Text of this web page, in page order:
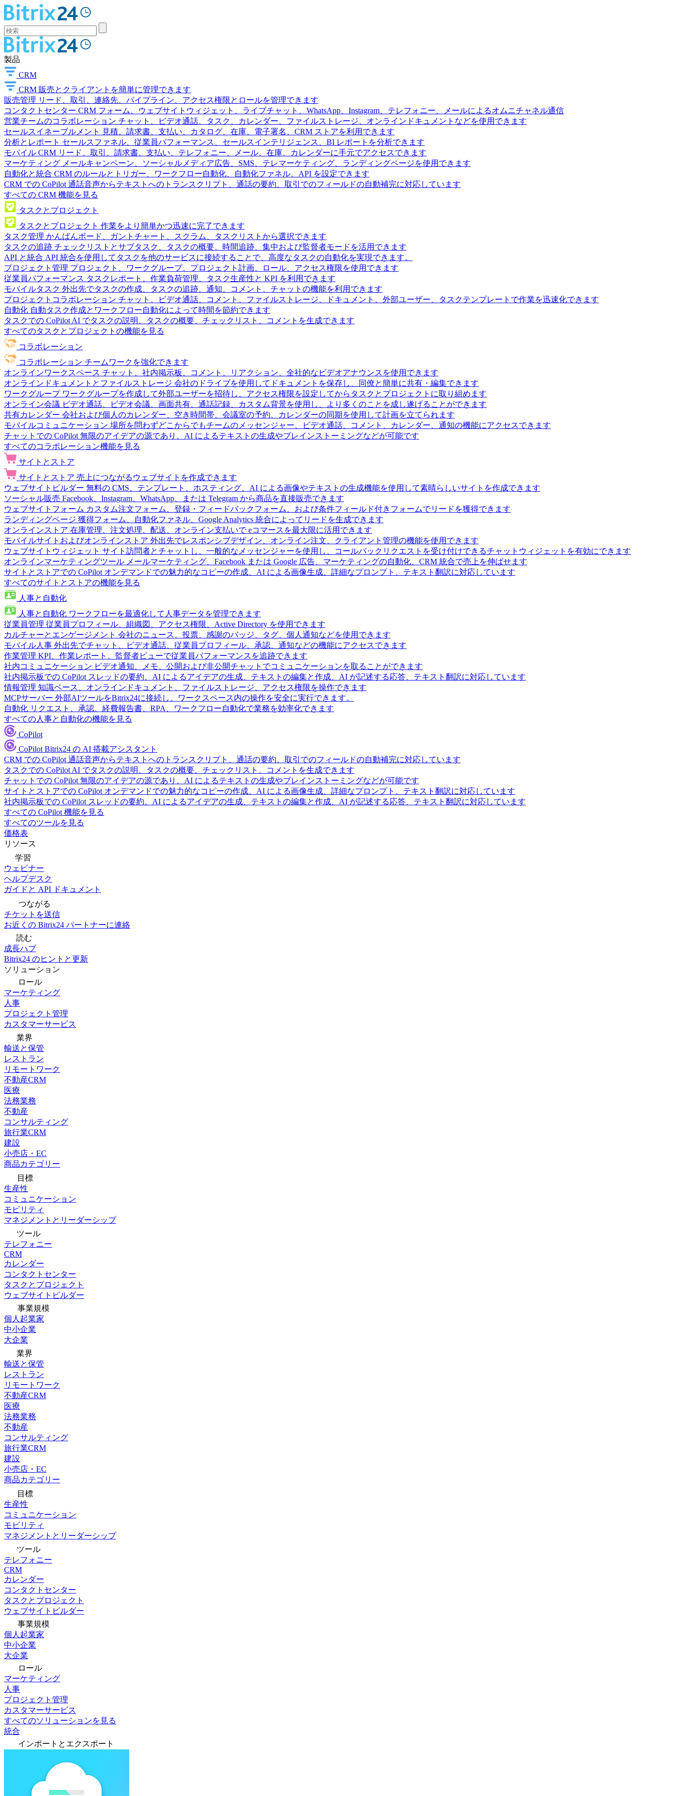
製品
CRM
CRM 販売とクライアントを簡単に管理できます
販売管理 リード、取引、連絡先、パイプライン、アクセス権限とロールを管理できます
コンタクトセンター CRM フォーム、ウェブサイトウィジェット、ライブチャット、WhatsApp、Instagram、テレフォニー、メールによるオムニチャネル通信
営業チームのコラボレーション チャット、ビデオ通話、タスク、カレンダー、ファイルストレージ、オンラインドキュメントなどを使用できます
セールスイネーブルメント
見積、請求書、支払い、カタログ、在庫、電子署名、CRM ストアを利用できます
分析とレポート セールスファネル、従業員パフォーマンス、セールスインテリジェンス、BI レポートを分析できます
モバイル CRM リード、取引、請求書、支払い、テレフォニー、メール、在庫、カレンダーに手元でアクセスできます
マーケティング メールキャンペーン、ソーシャルメディア広告、SMS、テレマーケティング、ランディングページを使用できます
自動化と統合 CRM のルールとトリガー、ワークフロー自動化、自動化ファネル、API を設定できます
CRM での CoPilot 通話音声からテキストへのトランスクリプト、通話の要約、取引でのフィールドの自動補完に対応しています
すべての CRM 機能を見る
タスクとプロジェクト
タスクとプロジェクト 作業をより簡単かつ迅速に完了できます
タスク管理 かんばんボード、ガントチャート、スクラム、タスクリストから選択できます
タスクの追跡 チェックリストとサブタスク、タスクの概要、時間追跡、集中および監督者モードを活用できます
API と統合 API 統合を使用してタスクを他のサービスに接続することで、高度なタスクの自動化を実現できます。
プロジェクト管理 プロジェクト、ワークグループ、プロジェクト計画、ロール、アクセス権限を使用できます
従業員パフォーマンス タスクレポート、作業負荷管理、タスク生産性と KPI を利用できます
モバイルタスク 外出先でタスクの作成、タスクの追跡、通知、コメント、チャットの機能を利用できます
プロジェクトコラボレーション チャット、ビデオ通話、コメント、ファイルストレージ、ドキュメント、外部ユーザー、タスクテンプレートで作業を迅速化できます
自動化 自動タスク作成とワークフロー自動化によって時間を節約できます
タスクでの CoPilot AI でタスクの説明、タスクの概要、チェックリスト、コメントを生成できます
すべてのタスクとプロジェクトの機能を見る
コラボレーション
コラボレーション チームワークを強化できます
オンラインワークスペース チャット、社内掲示板、コメント、リアクション、全社的なビデオアナウンスを使用できます
オンラインドキュメントとファイルストレージ 会社のドライブを使用してドキュメントを保存し、同僚と簡単に共有・編集できます
ワークグループ ワークグループを作成して外部ユーザーを招待し、アクセス権限を設定してからタスクとプロジェクトに取り組めます
オンライン会議 ビデオ通話、ビデオ会議、画面共有、通話記録、カスタム背景を使用し、より多くのことを成し遂げることができます
共有カレンダー 会社および個人のカレンダー、空き時間帯、会議室の予約、カレンダーの同期を使用して計画を立てられます
モバイルコミュニケーション 場所を問わずどこからでもチームのメッセンジャー、ビデオ通話、コメント、カレンダー、通知の機能にアクセスできます
チャットでの CoPilot 無限のアイデアの源であり、AI によるテキストの生成やブレインストーミングなどが可能です
すべてのコラボレーション機能を見る
サイトとストア
サイトとストア 売上につながるウェブサイトを作成できます
ウェブサイトビルダー 無料の CMS、テンプレート、ホスティング、AI による画像やテキストの生成機能を使用して素晴らしいサイトを作成できます
ソーシャル販売 Facebook、Instagram、WhatsApp、または Telegram から商品を直接販売できます
ウェブサイトフォーム カスタム注文フォーム、登録・フィードバックフォーム、および条件フィールド付きフォームでリードを獲得できます
ランディングページ 獲得フォーム、自動化ファネル、Google Analytics 統合によってリードを生成できます
オンラインストア 在庫管理、注文処理、配送、オンライン支払いで eコマースを最大限に活用できます
モバイルサイトおよびオンラインストア 外出先でレスポンシブデザイン、オンライン注文、クライアント管理の機能を使用できます
ウェブサイトウィジェット サイト訪問者とチャットし、一般的なメッセンジャーを使用し、コールバックリクエストを受け付けできるチャットウィジェットを有効にできます
オンラインマーケティングツール メールマーケティング、Facebook または Google 広告、マーケティングの自動化、CRM 統合で売上を伸ばせます
サイトとストアでの CoPilot オンデマンドでの魅力的なコピーの作成、AI による画像生成、詳細なプロンプト、テキスト翻訳に対応しています
すべてのサイトとストアの機能を見る
人事と自動化
人事と自動化 ワークフローを最適化して人事データを管理できます
従業員管理 従業員プロフィール、組織図、アクセス権限、Active Directory を使用できます
カルチャーとエンゲージメント 会社のニュース、投票、感謝のバッジ、タグ、個人通知などを使用できます
モバイル人事 外出先でチャット、ビデオ通話、従業員プロフィール、承認、通知などの機能にアクセスできます
作業管理 KPI、作業レポート、監督者ビューで従業員パフォーマンスを追跡できます
社内コミュニケーション ビデオ通知、メモ、公開および非公開チャットでコミュニケーションを取ることができます
社内掲示板での CoPilot スレッドの要約、AI によるアイデアの生成、テキストの編集と作成、AI が記述する応答、テキスト翻訳に対応しています
情報管理 知識ベース、オンラインドキュメント、ファイルストレージ、アクセス権限を操作できます
MCPサーバー 外部AIツールをBitrix24に接続し、ワークスペース内の操作を安全に実行できます。
自動化 リクエスト、承認、経費報告書、RPA、ワークフロー自動化で業務を効率化できます
すべての人事と自動化の機能を見る
CoPilot
CoPilot Bitrix24 の AI 搭載アシスタント
CRM での CoPilot 通話音声からテキストへのトランスクリプト、通話の要約、取引でのフィールドの自動補完に対応しています
タスクでの CoPilot AI でタスクの説明、タスクの概要、チェックリスト、コメントを生成できます
チャットでの CoPilot 無限のアイデアの源であり、AI によるテキストの生成やブレインストーミングなどが可能です
サイトとストアでの CoPilot オンデマンドでの魅力的なコピーの作成、AI による画像生成、詳細なプロンプト、テキスト翻訳に対応しています
社内掲示板での CoPilot スレッドの要約、AI によるアイデアの生成、テキストの編集と作成、AI が記述する応答、テキスト翻訳に対応しています
すべての CoPilot 機能を見る
すべてのツールを見る
価格表
リソース
学習
ウェビナー
ヘルプデスク
ガイドと API ドキュメント
つながる
チケットを送信
お近くの Bitrix24 パートナーに連絡
読む
成長ハブ
Bitrix24 のヒントと更新
ソリューション
ロール
マーケティング
人事
プロジェクト管理
カスタマーサービス
業界
輸送と保管
レストラン
リモートワーク
不動産CRM
医療
法務業務
不動産
コンサルティング
旅行業CRM
建設
小売店・EC
商品カテゴリー
目標
生産性
コミュニケーション
モビリティ
マネジメントとリーダーシップ
ツール
テレフォニー
CRM
カレンダー
コンタクトセンター
タスクとプロジェクト
ウェブサイトビルダー
事業規模
個人起業家
中小企業
大企業
業界
輸送と保管
レストラン
リモートワーク
不動産CRM
医療
法務業務
不動産
コンサルティング
旅行業CRM
建設
小売店・EC
商品カテゴリー
目標
生産性
コミュニケーション
モビリティ
マネジメントとリーダーシップ
ツール
テレフォニー
CRM
カレンダー
コンタクトセンター
タスクとプロジェクト
ウェブサイトビルダー
事業規模
個人起業家
中小企業
大企業
ロール
マーケティング
人事
プロジェクト管理
カスタマーサービス
すべてのソリューションを見る
統合
インポートとエクスポート